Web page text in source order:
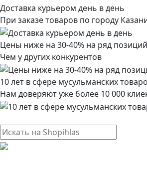
Доставка курьером день в день
При заказе товаров по городу
Цены ниже на 30-40% на ряд позиций
Чем у других конкурентов
10 лет в сфере мусульманских
Нам доверяют уже более 10 000